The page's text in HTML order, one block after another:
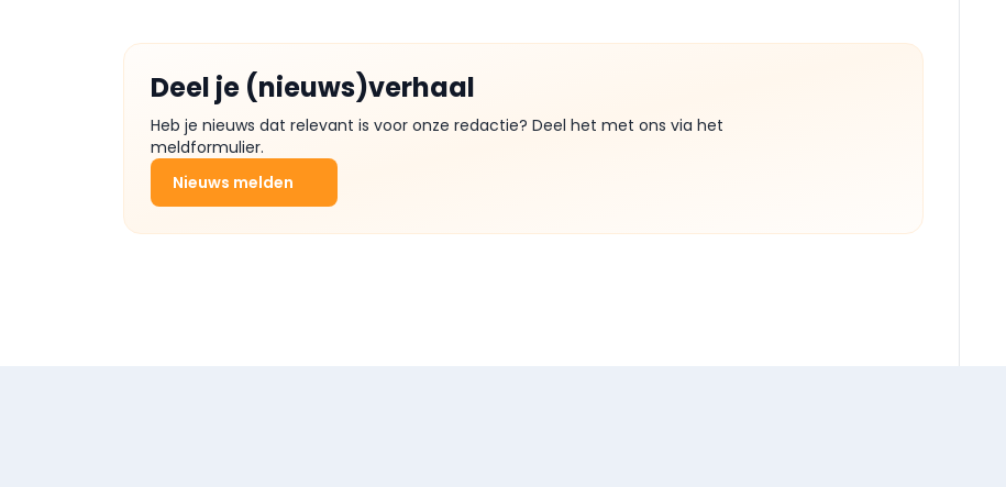
Deel je (nieuws)verhaal
Heb je nieuws dat relevant is voor onze redactie? Deel het met ons via het
meldformulier.
Nieuws melden